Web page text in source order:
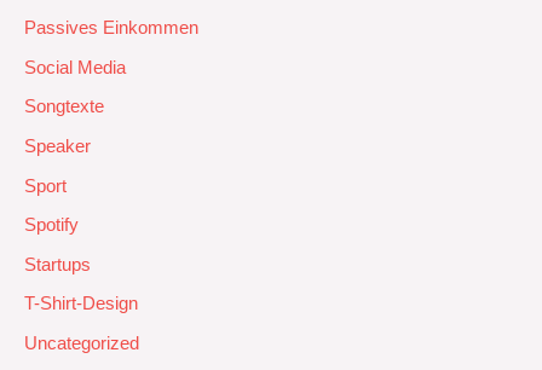
Passives Einkommen
Social Media
Songtexte
Speaker
Sport
Spotify
Startups
T-Shirt-Design
Uncategorized